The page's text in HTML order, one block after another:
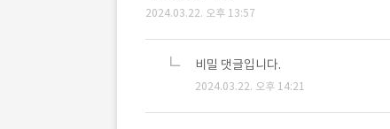
2024.03.22. 오후 13:57
비밀 댓글입니다.
2024.03.22. 오후 14:21